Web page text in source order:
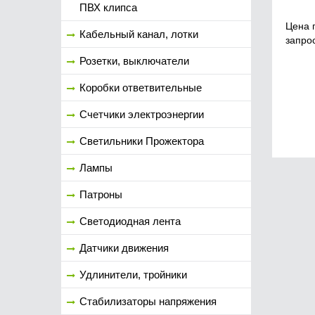
ПВХ клипса
Кабельный канал, лотки
Розетки, выключатели
Коробки ответвительные
Счетчики электроэнергии
Светильники Прожектора
Лампы
Патроны
Светодиодная лента
Датчики движения
Удлинители, тройники
Стабилизаторы напряжения
Цена